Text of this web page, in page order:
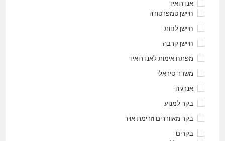
אנדרואיד
חיישן טמפרטורה
חיישן לחות
חיישן קרבה
מפתח אימות לאנדרואיד
משדר סיראלי
אנרגיה
בקר למנוע
בקר מאווררים וזרימת אויר
בקרים